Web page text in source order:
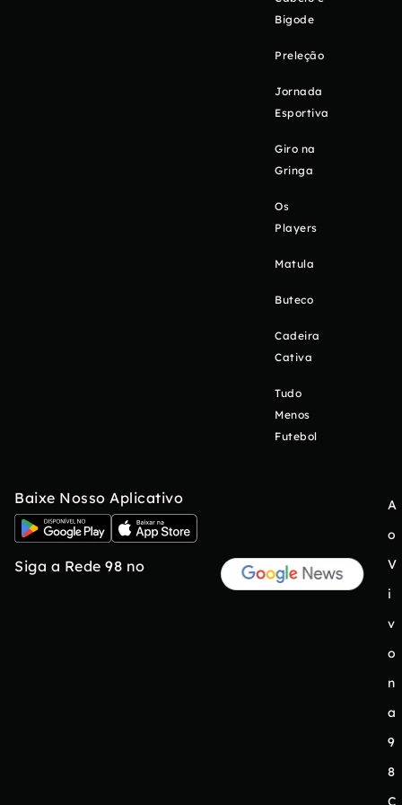
Bigode
Preleção
Jornada
Esportiva
Giro na
Gringa
Os
Players
Matula
Buteco
Cadeira
Cativa
Tudo
Menos
Futebol
Baixe Nosso Aplicativo
Siga a Rede 98 no
A
o
V
i
v
o
n
a
9
8